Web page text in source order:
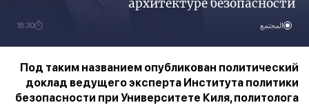
المجتمع 18:30
Под таким названием опубликован политический
доклад ведущего эксперта Института политики
безопасности при Университете Киля, политолога